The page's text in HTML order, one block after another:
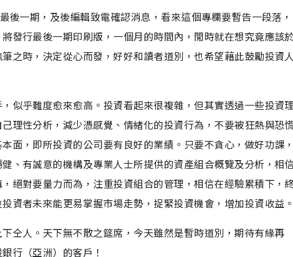
後一期，及後編輯致電確認消息，看來這個專欄要暫告一段落，
發行最後一期印刷版，一個月的時間內，閒時就在想究竟應該
之時，決定從心而發，好好和讀者道別，也希望藉此鼓勵投資人
似乎難度愈來愈高。投資看起來很複雜，但其實透過一些投資理
理性分析，減少憑感覺、情緒化的投資行為，不要被狂熱與恐
面，即所投資的公司要有良好的業績。只要不貪心，做好功課，
、有誠意的機構及專業人士所提供的資產組合概覽及分析，相
絕對要量力而為，注重投資組合的管理，相信在經驗累積下，
資者未來能更易掌握市場走勢，捉緊投資機會，增加投資收益。
仝人。天下無不散之筵席，今天雖然是暫時道別，期待有緣再
行（亞洲）的客戶！